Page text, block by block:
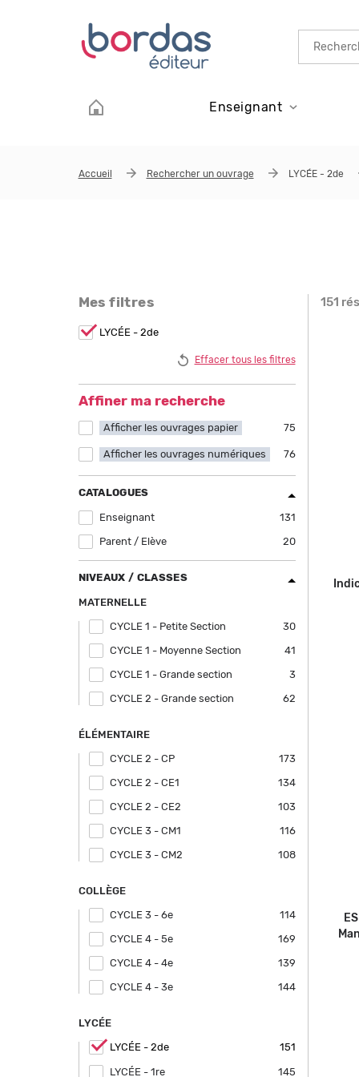
Aller au contenu principal
Enseignant
Accueil Rechercher un ouvrage LYCÉE - 2de
151
Mes filtres
Remove
LYCÉE - 2de
Effacer tous les filtres
Affiner ma recherche
Afficher les ouvrages papier 75
Apply Afficher les ouvrages papier filter
Afficher les ouvrages numériques 76
Apply Afficher les ouvrages numériques
CATALOGUES
Enseignant 131
Apply Enseignant filter
Parent / Elève 20
Apply Parent / Elève filter
NIVEAUX / CLASSES
MATERNELLE
CYCLE 1 - Petite Section 30
Apply CYCLE 1 - Petite Section filter
CYCLE 1 - Moyenne Section 41
Apply CYCLE 1 - Moyenne Section filter
CYCLE 1 - Grande section 3
Apply CYCLE 1 - Grande section filter
CYCLE 2 - Grande section 62
Apply CYCLE 2 - Grande section filter
ÉLÉMENTAIRE
CYCLE 2 - CP 173
Apply CYCLE 2 - CP filter
CYCLE 2 - CE1 134
Apply CYCLE 2 - CE1 filter
CYCLE 2 - CE2 103
Apply CYCLE 2 - CE2 filter
CYCLE 3 - CM1 116
Apply CYCLE 3 - CM1 filter
CYCLE 3 - CM2 108
Apply CYCLE 3 - CM2 filter
COLLÈGE
CYCLE 3 - 6e 114
Apply CYCLE 3 - 6e filter
CYCLE 4 - 5e 169
Apply CYCLE 4 - 5e filter
CYCLE 4 - 4e 139
Apply CYCLE 4 - 4e filter
CYCLE 4 - 3e 144
Apply CYCLE 4 - 3e filter
LYCÉE
Remove
2de
LYCÉE - 2de 151
LYCÉE - 1re 145
Apply LYCÉE - 1re filter